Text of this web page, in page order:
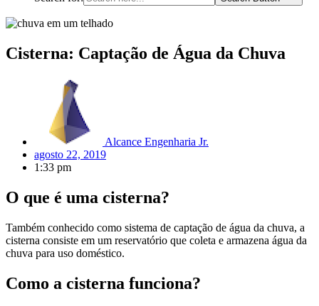
Cisterna: Captação de Água da Chuva
Alcance Engenharia Jr.
agosto 22, 2019
1:33 pm
O que é uma cisterna?
Também conhecido como sistema de captação de água da chuva, a
cisterna consiste em um reservatório que coleta e armazena água da
chuva para uso doméstico.
Como a cisterna funciona?